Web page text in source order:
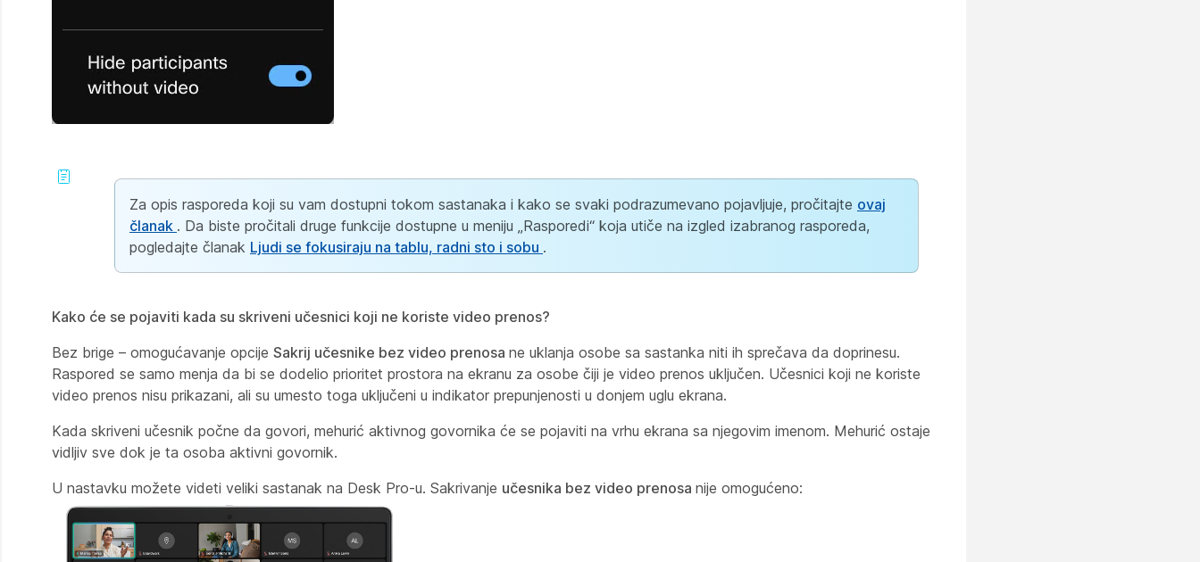
Za opis rasporeda koji su vam dostupni tokom sastanaka i kako se svaki podrazumevano pojavljuje, pročitajte ovaj
članak . Da biste pročitali druge funkcije dostupne u meniju „Rasporedi“ koja utiče na izgled izabranog rasporeda,
pogledajte članak Ljudi se fokusiraju na tablu, radni sto i sobu .
Kako će se pojaviti kada su skriveni učesnici koji ne koriste video prenos?
Bez brige – omogućavanje opcije Sakrij učesnike bez video prenosa ne uklanja osobe sa sastanka niti ih sprečava da doprinesu.
Raspored se samo menja da bi se dodelio prioritet prostora na ekranu za osobe čiji je video prenos uključen. Učesnici koji ne koriste
video prenos nisu prikazani, ali su umesto toga uključeni u indikator prepunjenosti u donjem uglu ekrana.
Kada skriveni učesnik počne da govori, mehurić aktivnog govornika će se pojaviti na vrhu ekrana sa njegovim imenom. Mehurić ostaje
vidljiv sve dok je ta osoba aktivni govornik.
U nastavku možete videti veliki sastanak na Desk Pro-u. Sakrivanje učesnika bez video prenosa nije omogućeno: